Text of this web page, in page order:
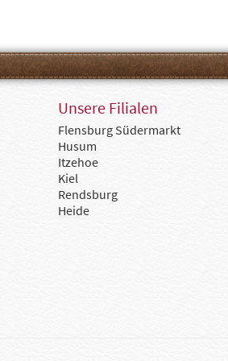
Unsere Filialen
Flensburg Südermarkt
Husum
Itzehoe
Kiel
Rendsburg
Heide